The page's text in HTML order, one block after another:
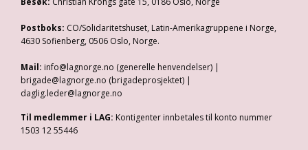
Postboks: CO/Solidaritetshuset, Latin-Amerikagruppene i Norge,
4630 Sofienberg, 0506 Oslo, Norge.
Mail: info@lagnorge.no (generelle henvendelser) |
brigade@lagnorge.no (brigadeprosjektet) |
daglig.leder@lagnorge.no
Til medlemmer i LAG: Kontigenter innbetales til konto nummer
1503 12 55446